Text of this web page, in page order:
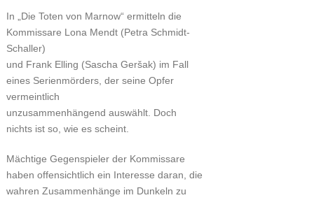
In „Die Toten von Marnow“ ermitteln die
Kommissare Lona Mendt (Petra Schmidt-
Schaller)
und Frank Elling (Sascha Geršak) im Fall
eines Serienmörders, der seine Opfer
vermeintlich
unzusammenhängend auswählt. Doch
nichts ist so, wie es scheint.
Mächtige Gegenspieler der Kommissare
haben offensichtlich ein Interesse daran, die
wahren Zusammenhänge im Dunkeln zu